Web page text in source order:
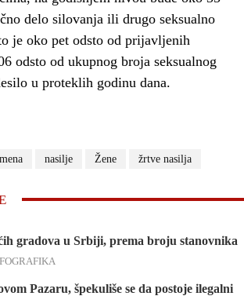
delo silovanja ili drugo seksualno
je oko pet odsto od prijavljenih
odsto od ukupnog broja seksualnog
u proteklih godinu dana.
nasilje Žene žrtve nasilja
gradova u Srbiji, prema broju stanovnika
Pazaru, špekuliše se da postoje ilegalni